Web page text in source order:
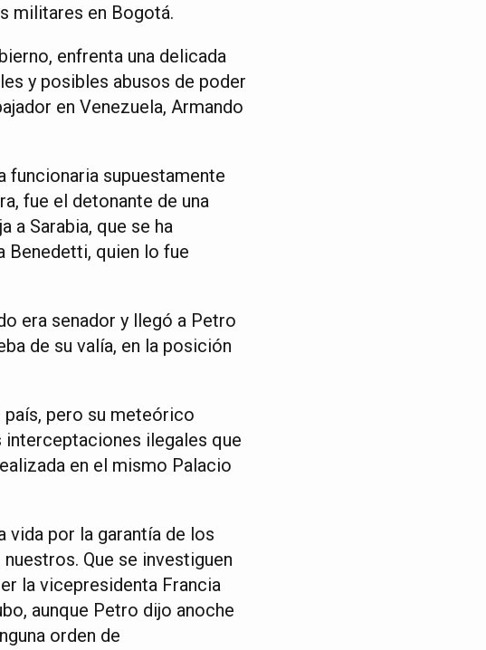
militares en Bogotá.
enfrenta una delicada
y posibles abusos de poder
en Venezuela, Armando
funcionaria supuestamente
fue el detonante de una
a Sarabia, que se ha
Benedetti, quien lo fue
era senador y llegó a Petro
de su valía, en la posición
país, pero su meteórico
interceptaciones ilegales que
en el mismo Palacio
vida por la garantía de los
Que se investiguen
la vicepresidenta Francia
aunque Petro dijo anoche
orden de